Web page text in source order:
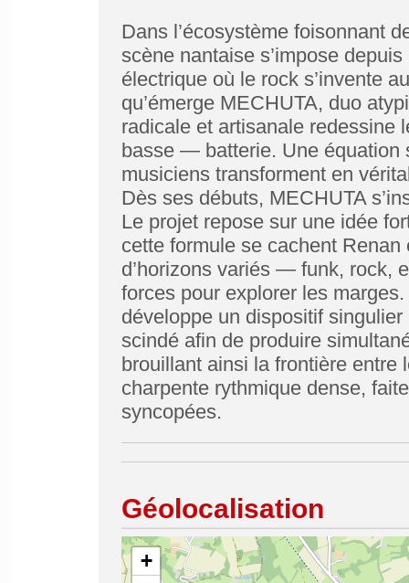
Dans l’écosystème foisonnant
scène nantaise s’impose
électrique où le rock s’invente
qu’émerge MECHUTA, duo
radicale et artisanale redessine
basse — batterie. Une équation
musiciens transforment en
Dès ses débuts, MECHUTA
Le projet repose sur une idée
cette formule se cachent
d’horizons variés — funk, rock,
forces pour explorer les
développe un dispositif
scindé afin de produire
brouillant ainsi la frontière entre
charpente rythmique dense,
syncopées.
Géolocalisation
+